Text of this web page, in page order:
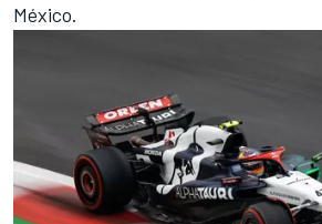
México.